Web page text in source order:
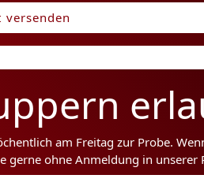
versenden
am Freitag zur Probe.
gerne ohne Anmeldung in unserer